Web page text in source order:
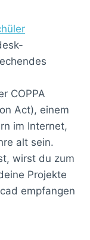
COPPA
Act), einem
im Internet,
alt sein.
wirst du zum
Projekte
empfangen